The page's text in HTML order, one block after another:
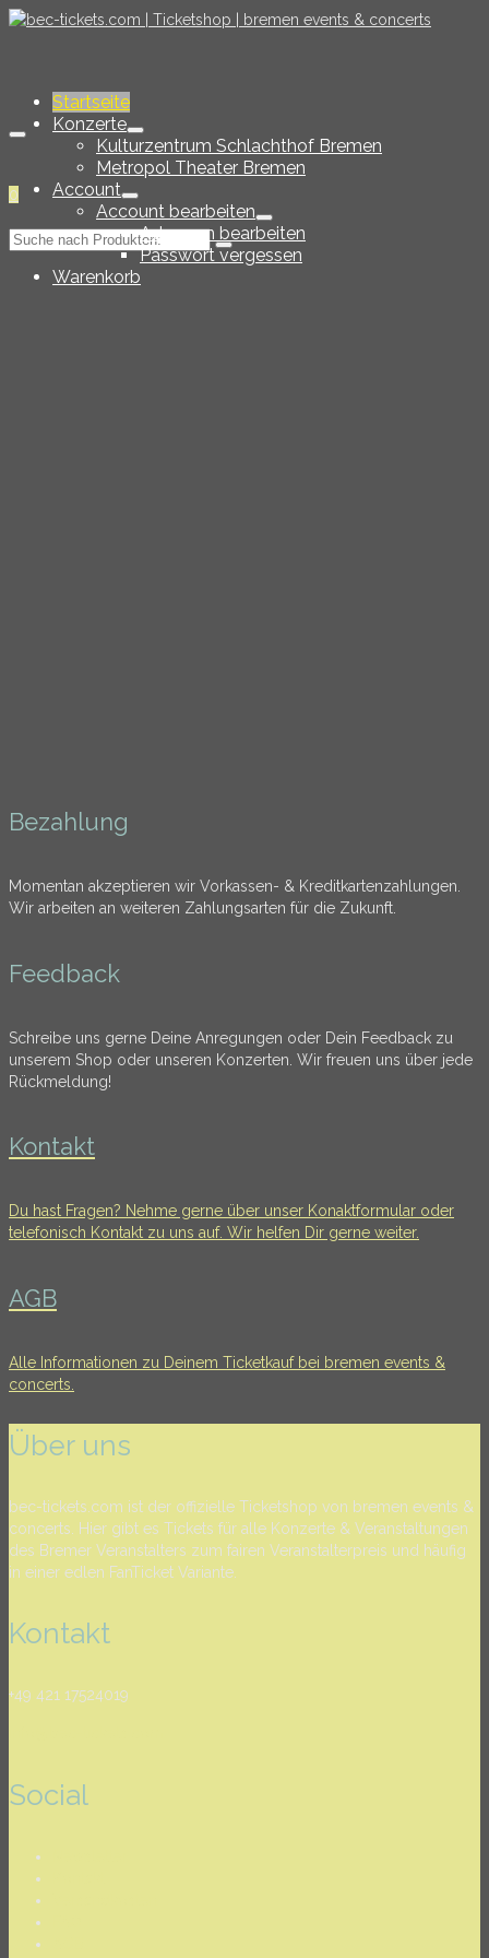
0
Suche
Startseite
Konzerte
Kulturzentrum Schlachthof Bremen
Metropol Theater Bremen
Account
Account bearbeiten
Adressen bearbeiten
Passwort vergessen
Warenkorb
Bezahlung
Momentan akzeptieren wir Vorkassen- & Kreditkartenzahlungen.
Wir arbeiten an weiteren Zahlungsarten für die Zukunft.
Feedback
Schreibe uns gerne Deine Anregungen oder Dein Feedback zu
unserem Shop oder unseren Konzerten. Wir freuen uns über jede
Rückmeldung!
Kontakt
Du hast Fragen? Nehme gerne über unser Konaktformular oder
telefonisch Kontakt zu uns auf. Wir helfen Dir gerne weiter.
AGB
Alle Informationen zu Deinem Ticketkauf bei bremen events &
concerts.
Über uns
bec-tickets.com ist der offizielle Ticketshop von bremen events &
concerts. Hier gibt es Tickets für alle Konzerte & Veranstaltungen
des Bremer Veranstalters zum fairen Veranstalterpreis und häufig
in einer edlen FanTicket Variante.
Kontakt
+49 421 17524019
Social